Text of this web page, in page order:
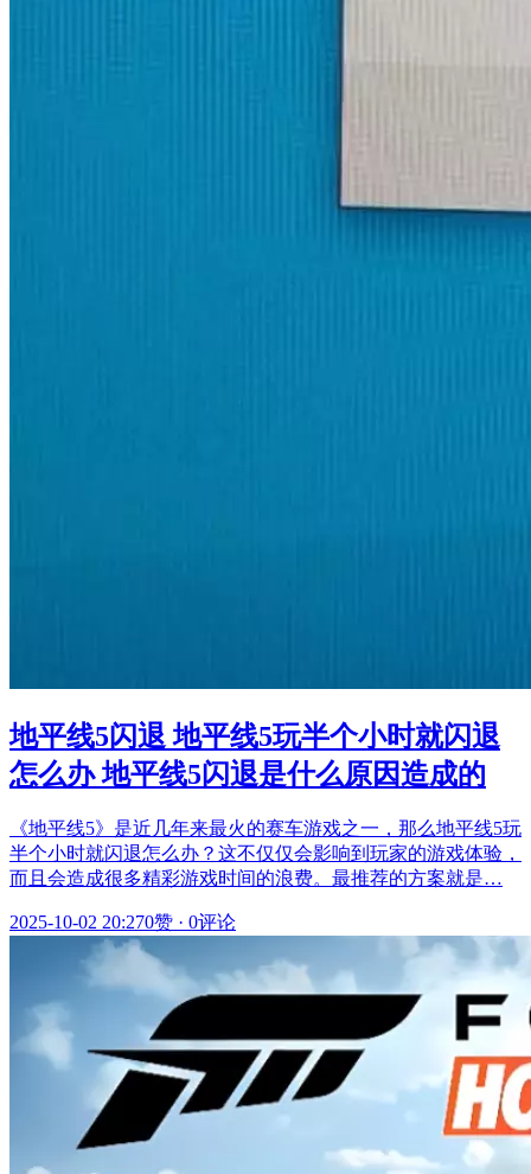
地平线5闪退 地平线5玩半个小时就闪退
怎么办 地平线5闪退是什么原因造成的
《地平线5》是近几年来最火的赛车游戏之一，那么地平线5玩
半个小时就闪退怎么办？这不仅仅会影响到玩家的游戏体验，
而且会造成很多精彩游戏时间的浪费。最推荐的方案就是…
2025-10-02 20:270赞 · 0评论